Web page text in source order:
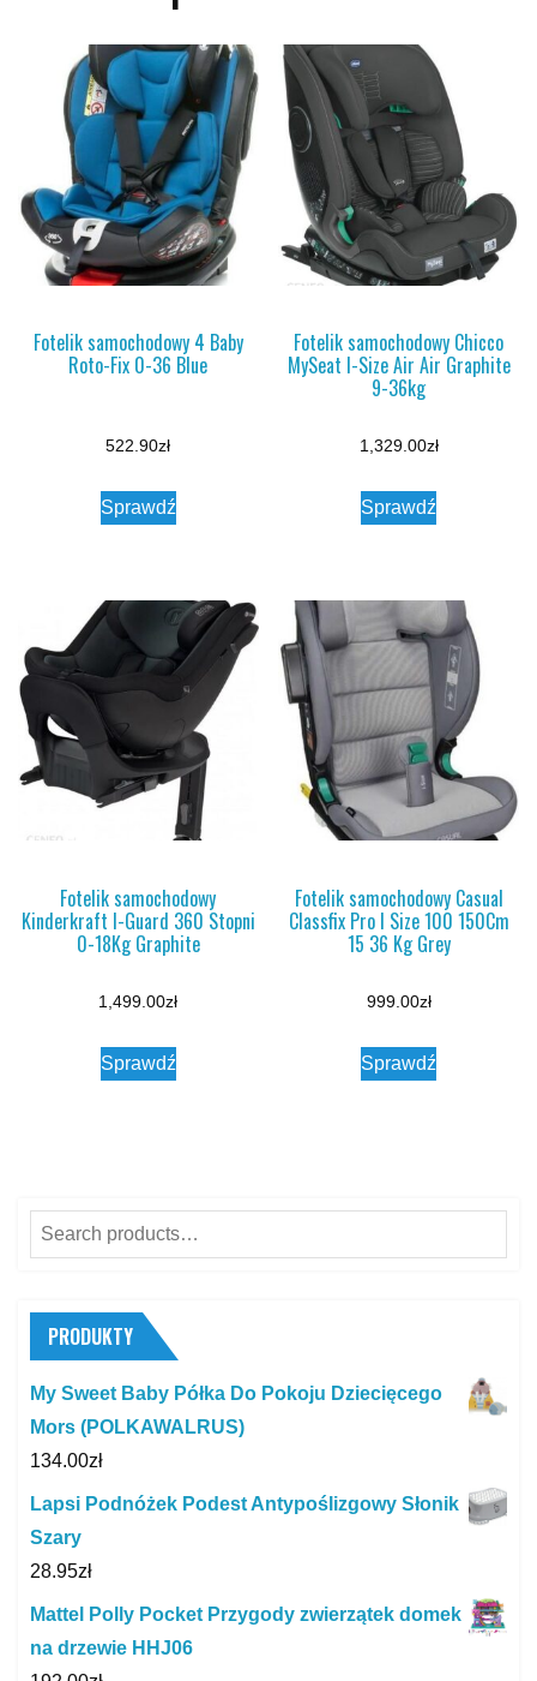
Fotelik samochodowy 4 Baby
Roto-Fix 0-36 Blue
522.90zł
Sprawdź
Fotelik samochodowy Chicco
MySeat I-Size Air Air Graphite
9-36kg
1,329.00zł
Sprawdź
Fotelik samochodowy
Kinderkraft I-Guard 360 Stopni
0-18Kg Graphite
1,499.00zł
Sprawdź
Fotelik samochodowy Casual
Classfix Pro I Size 100 150Cm
15 36 Kg Grey
999.00zł
Sprawdź
Search
for:
PRODUKTY
My Sweet Baby Półka Do Pokoju Dziecięcego
Mors (POLKAWALRUS)
134.00zł
Lapsi Podnóżek Podest Antypoślizgowy Słonik
Szary
28.95zł
Mattel Polly Pocket Przygody zwierzątek domek
na drzewie HHJ06